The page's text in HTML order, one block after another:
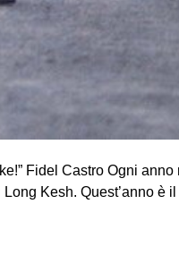
Fidel Castro Ogni anno
Kesh. Quest’anno è il